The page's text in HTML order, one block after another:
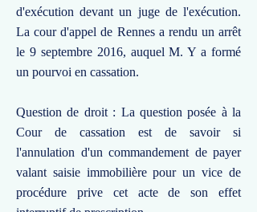
d'exécution devant un juge de l'exécution.
La cour d'appel de Rennes a rendu un arrêt
le 9 septembre 2016, auquel M. Y a formé
un pourvoi en cassation.
Question de droit : La question posée à la
Cour de cassation est de savoir si
l'annulation d'un commandement de payer
valant saisie immobilière pour un vice de
procédure prive cet acte de son effet